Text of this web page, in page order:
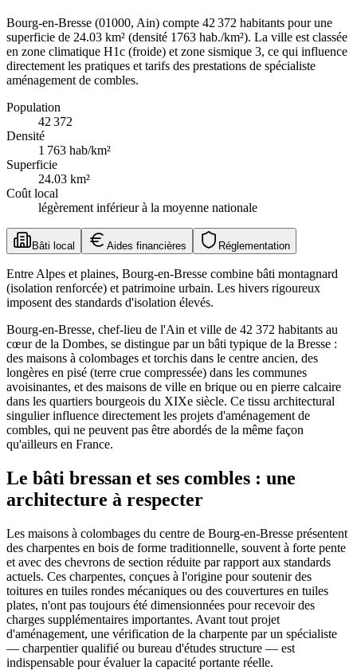
Bourg-en-Bresse (01000, Ain) compte 42 372 habitants pour une
superficie de 24.03 km² (densité 1763 hab./km²). La ville est classée
en zone climatique H1c (froide) et zone sismique 3, ce qui influence
directement les pratiques et tarifs des prestations de spécialiste
aménagement de combles.
Population
42 372
Densité
1 763 hab/km²
Superficie
24.03 km²
Coût local
légèrement inférieur à la moyenne nationale
Bâti local Aides financières Réglementation
Entre Alpes et plaines, Bourg-en-Bresse combine bâti montagnard
(isolation renforcée) et patrimoine urbain. Les hivers rigoureux
imposent des standards d'isolation élevés.
Bourg-en-Bresse, chef-lieu de l'Ain et ville de 42 372 habitants au
cœur de la Dombes, se distingue par un bâti typique de la Bresse :
des maisons à colombages et torchis dans le centre ancien, des
longères en pisé (terre crue compressée) dans les communes
avoisinantes, et des maisons de ville en brique ou en pierre calcaire
dans les quartiers bourgeois du XIXe siècle. Ce tissu architectural
singulier influence directement les projets d'aménagement de
combles, qui ne peuvent pas être abordés de la même façon
qu'ailleurs en France.
Le bâti bressan et ses combles : une
architecture à respecter
Les maisons à colombages du centre de Bourg-en-Bresse présentent
des charpentes en bois de forme traditionnelle, souvent à forte pente
et avec des chevrons de section réduite par rapport aux standards
actuels. Ces charpentes, conçues à l'origine pour soutenir des
toitures en tuiles rondes mécaniques ou des couvertures en tuiles
plates, n'ont pas toujours été dimensionnées pour recevoir des
charges supplémentaires importantes. Avant tout projet
d'aménagement, une vérification de la charpente par un spécialiste
— charpentier qualifié ou bureau d'études structure — est
indispensable pour évaluer la capacité portante réelle.